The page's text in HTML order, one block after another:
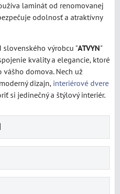
laminát od renomovanej
odolnosť a atraktívny
slovenského výrobcu "ATVYN"
kvality a elegancie, ktoré
domova. Nech už
dizajn, interiérové dvere
si jedinečný a štýlový interiér.